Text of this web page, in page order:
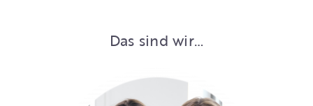
Das sind wir…